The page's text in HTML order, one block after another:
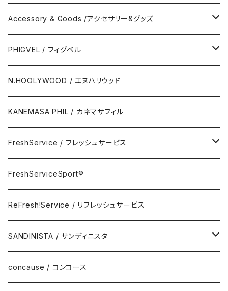
Polo Long Shirt / 長袖ポロシャツ
Polo Short Shirt / 半袖ポロシャツ
Accessory & Goods /アクセサリー&グッズ
Wallet & Coincase
Card Case
Key Hook
Room Spray
Accessory
Eyewear
PHIGVEL / フィグベル
The Permanent / パーマネント
N.HOOLYWOOD / エヌハリウッド
KANEMASA PHIL / カネマサフィル
FreshService / フレッシュサービス
FreshServiceSport®
ReFresh!Service / リフレッシュサービス
FreshServiceSport®
ReFresh!Service / リフレッシュサービス
SANDINISTA / サンディニスタ
DAILY STANDARD
concause / コンコース